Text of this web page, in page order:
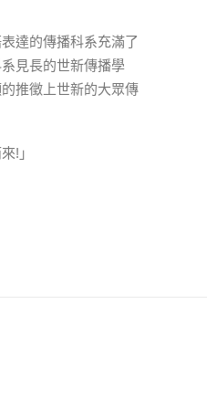
達的傳播科系充滿了
見長的世新傳播學
推徵上世新的大眾傳
!」